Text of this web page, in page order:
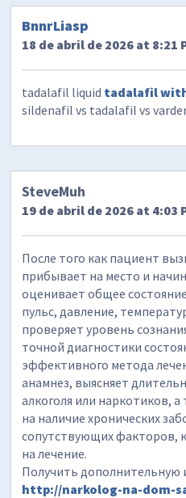
BnnrLiasp
18 de abril de 2026 at 8:21
tadalafil liquid tadalafil
sildenafil vs tadalafil vs
SteveMuh
19 de abril de 2026 at 4:03
После того как пациент
прибывает на место и
оценивает общее
пульс, давление,
проверяет уровень
точной диагностики
эффективного метода
анамнез, выясняет
алкоголя или наркотиков,
на наличие хронических
сопутствующих факторов,
на лечение.
Получить
http://narkolog-na-dom-